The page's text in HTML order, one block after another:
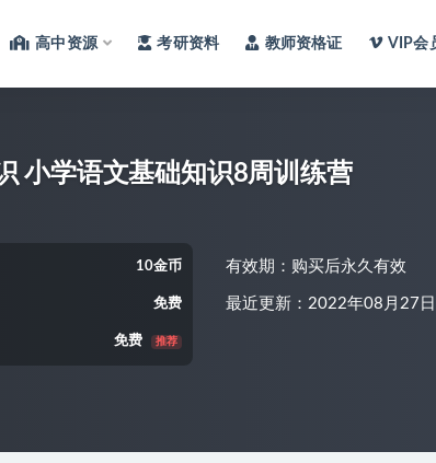
高中资源 考研资料 教师资格证 VIP会
小学语文基础知识8周训练营
10金币
免费
免费 推荐
有效期：购买后永久有效
最近更新：2022年08月27日